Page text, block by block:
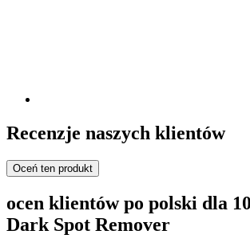
Recenzje naszych klientów
Oceń ten produkt
ocen klientów po polski dla
Dark Spot Remover